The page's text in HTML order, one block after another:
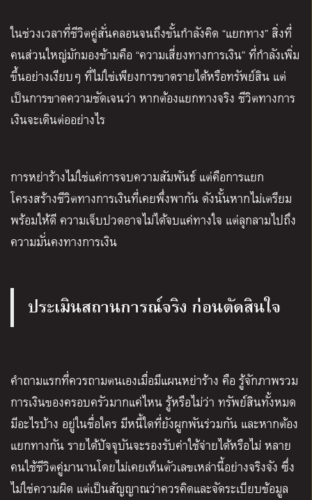
ในช่วงเวลาที่ชีวิตคู่สั่นคลอนจนถึงขั้นกำลังคิด “แยกทาง” สิ่งที่
คนส่วนใหญ่มักมองข้ามคือ “ความเสี่ยงทางการเงิน” ที่กำลังเพิ่ม
ขึ้นอย่างเงียบๆ ที่ไม่ใช่เพียงการขาดรายได้หรือทรัพย์สิน แต่
เป็นการขาดความชัดเจนว่า หากต้องแยกทางจริง ชีวิตทางการ
เงินจะเดินต่ออย่างไร
การหย่าร้างไม่ใช่แค่การจบความสัมพันธ์ แต่คือการแยก
โครงสร้างชีวิตทางการเงินที่เคยพึ่งพากัน ดังนั้นหากไม่เตรียม
พร้อมให้ดี ความเจ็บปวดอาจไม่ได้จบแค่ทางใจ แต่ลุกลามไปถึง
ความมั่นคงทางการเงิน
ประเมินสถานการณ์จริง ก่อนตัดสินใจ
คำถามแรกที่ควรถามตนเองเมื่อมีแผนหย่าร้าง คือ รู้จักภาพรวม
การเงินของครอบครัวมากแค่ไหน รู้หรือไม่ว่า ทรัพย์สินทั้งหมด
มีอะไรบ้าง อยู่ในชื่อใคร มีหนี้ใดที่ยังผูกพันร่วมกัน และหากต้อง
แยกทางกัน รายได้ปัจจุบันจะรองรับค่าใช้จ่ายได้หรือไม่ หลาย
คนใช้ชีวิตคู่มานานโดยไม่เคยเห็นตัวเลขเหล่านี้อย่างจริงจัง ซึ่ง
ไม่ใช่ความผิด แต่เป็นสัญญาณว่าควรคิดและจัดระเบียบข้อมูล